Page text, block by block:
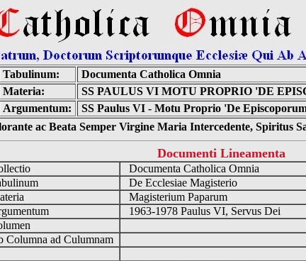
Tabulinum:
Documenta Catholica Omnia
Materia:
SS PAULUS VI MOTU PROPRIO 'DE
Argumentum:
SS Paulus VI - Motu Proprio 'De
ac Beata Semper Virgine Maria Intercedente, Spiritus
Documenti Lineamenta
Documenta Catholica Omnia
De Ecclesiae Magisterio
Magisterium Paparum
1963-1978 Paulus VI, Servus Dei
Columna ad Culumnam